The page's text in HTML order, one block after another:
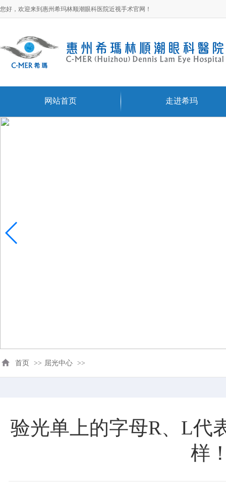
您好，欢迎来到惠州希玛林顺潮眼科医院近视手术官网！
网站首页 走进希玛
首页 >> 屈光中心 >>
验光单上的字母R、L代
样